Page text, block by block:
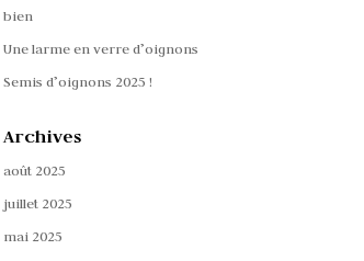
bien
Une larme en verre d’oignons
Semis d’oignons 2025 !
Archives
août 2025
juillet 2025
mai 2025